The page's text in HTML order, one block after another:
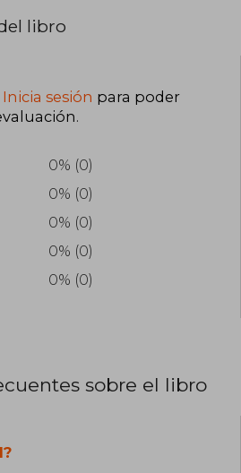
libro
Inicia sesión para poder
.
0% (0)
0% (0)
0% (0)
0% (0)
0% (0)
sobre el libro